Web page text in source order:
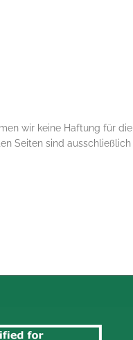
wir keine Haftung für die
Seiten sind ausschließlich